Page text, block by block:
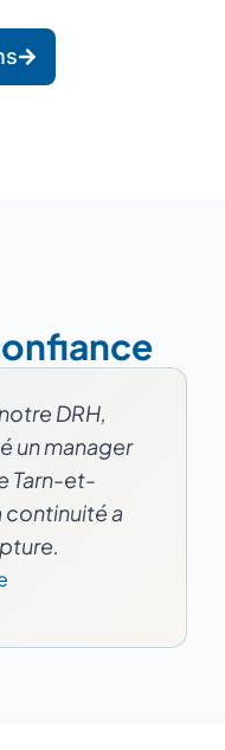
DRH,
un manager
Tarn-et-
continuité a